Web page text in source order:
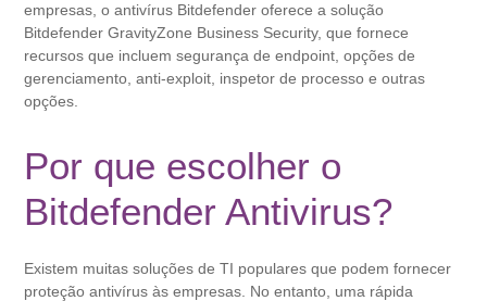
empresas, o antivírus Bitdefender oferece a solução
Bitdefender GravityZone Business Security, que fornece
recursos que incluem segurança de endpoint, opções de
gerenciamento, anti-exploit, inspetor de processo e outras
opções.
Por que escolher o
Bitdefender Antivirus?
Existem muitas soluções de TI populares que podem fornecer
proteção antivírus às empresas. No entanto, uma rápida